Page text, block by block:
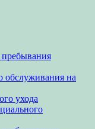
обслуживания на
ухода